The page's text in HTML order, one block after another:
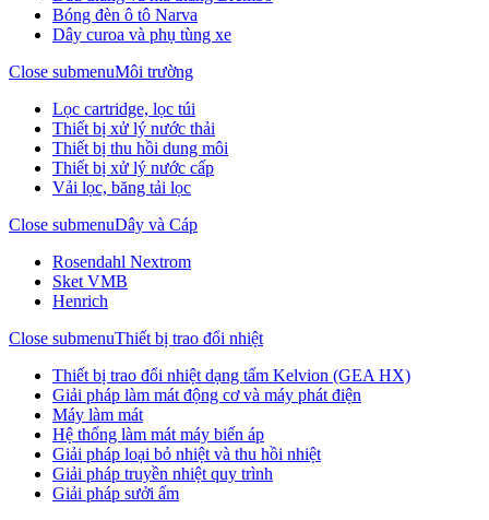
Bóng đèn ô tô Narva
Dây curoa và phụ tùng xe
Close submenuMôi trường
Lọc cartridge, lọc túi
Thiết bị xử lý nước thải
Thiết bị thu hồi dung môi
Thiết bị xử lý nước cấp
Vải lọc, băng tải lọc
Close submenuDây và Cáp
Rosendahl Nextrom
Sket VMB
Henrich
Close submenuThiết bị trao đổi nhiệt
Thiết bị trao đổi nhiệt dạng tấm Kelvion (GEA HX)
Giải pháp làm mát động cơ và máy phát điện
Máy làm mát
Hệ thống làm mát máy biến áp
Giải pháp loại bỏ nhiệt và thu hồi nhiệt
Giải pháp truyền nhiệt quy trình
Giải pháp sưởi ấm